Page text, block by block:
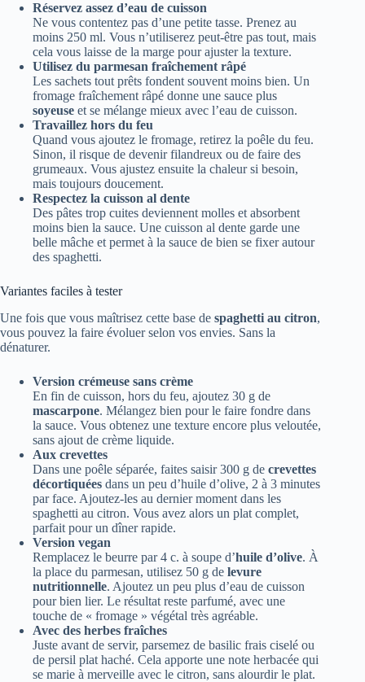
Réservez assez d’eau de cuisson
Ne vous contentez pas d’une petite tasse. Prenez au
moins 250 ml. Vous n’utiliserez peut-être pas tout, mais
cela vous laisse de la marge pour ajuster la texture.
Utilisez du parmesan fraîchement râpé
Les sachets tout prêts fondent souvent moins bien. Un
fromage fraîchement râpé donne une sauce plus
soyeuse et se mélange mieux avec l’eau de cuisson.
Travaillez hors du feu
Quand vous ajoutez le fromage, retirez la poêle du feu.
Sinon, il risque de devenir filandreux ou de faire des
grumeaux. Vous ajustez ensuite la chaleur si besoin,
mais toujours doucement.
Respectez la cuisson al dente
Des pâtes trop cuites deviennent molles et absorbent
moins bien la sauce. Une cuisson al dente garde une
belle mâche et permet à la sauce de bien se fixer autour
des spaghetti.
Variantes faciles à tester
Une fois que vous maîtrisez cette base de spaghetti au citron,
vous pouvez la faire évoluer selon vos envies. Sans la
dénaturer.
Version crémeuse sans crème
En fin de cuisson, hors du feu, ajoutez 30 g de
mascarpone. Mélangez bien pour le faire fondre dans
la sauce. Vous obtenez une texture encore plus veloutée,
sans ajout de crème liquide.
Aux crevettes
Dans une poêle séparée, faites saisir 300 g de crevettes
décortiquées dans un peu d’huile d’olive, 2 à 3 minutes
par face. Ajoutez-les au dernier moment dans les
spaghetti au citron. Vous avez alors un plat complet,
parfait pour un dîner rapide.
Version vegan
Remplacez le beurre par 4 c. à soupe d’huile d’olive. À
la place du parmesan, utilisez 50 g de levure
nutritionnelle. Ajoutez un peu plus d’eau de cuisson
pour bien lier. Le résultat reste parfumé, avec une
touche de « fromage » végétal très agréable.
Avec des herbes fraîches
Juste avant de servir, parsemez de basilic frais ciselé ou
de persil plat haché. Cela apporte une note herbacée qui
se marie à merveille avec le citron, sans alourdir le plat.